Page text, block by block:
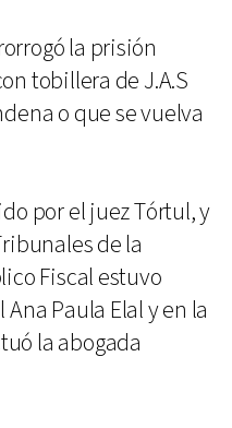
la prisión
tobillera de J.A.S
o que se vuelva
por el juez Tórtul, y
de la
Fiscal estuvo
Paula Elal y en la
la abogada